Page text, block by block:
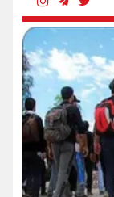
رئیس‌جمهوری